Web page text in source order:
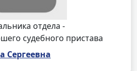
отдела -
судебного пристава
Сергеевна